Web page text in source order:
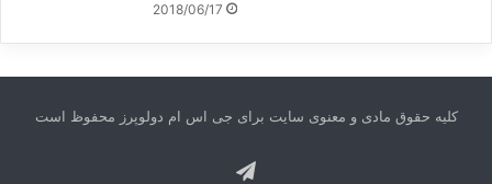
2018/06/17
کلیه حقوق مادی و معنوی سایت برای جی اس ام دولوپرز محفوظ است
تلگرام